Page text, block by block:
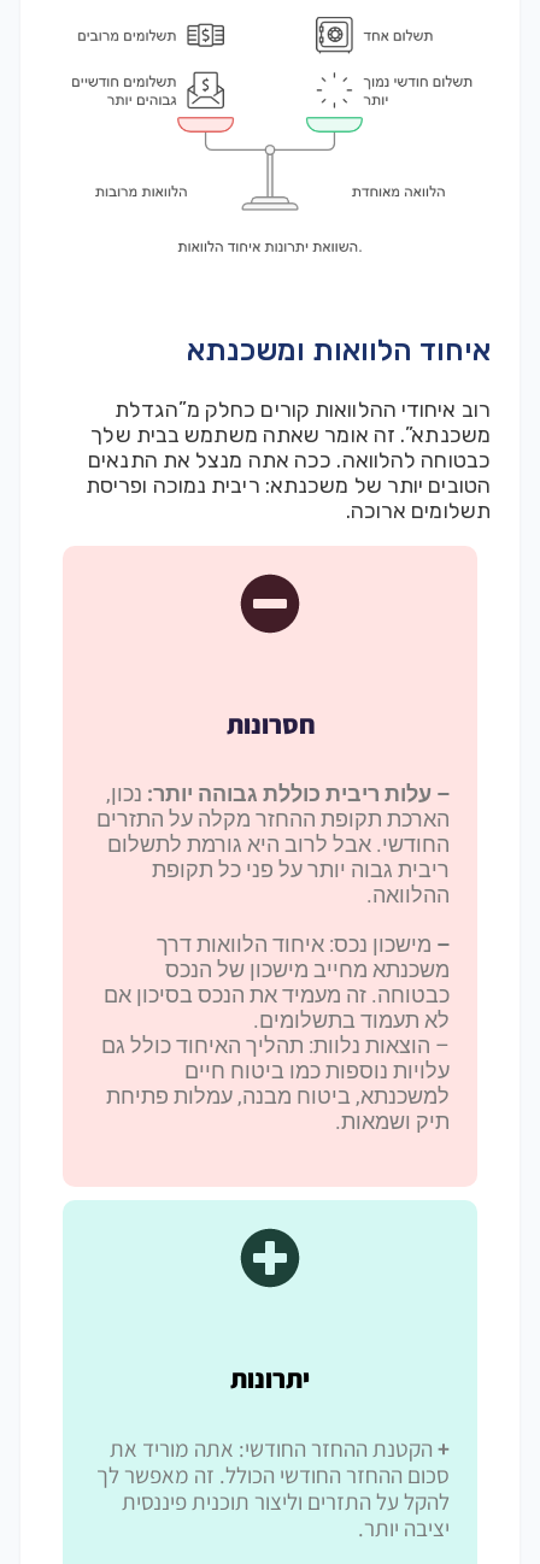
איחוד הלוואות ומשכנתא
רוב איחודי ההלוואות קורים כחלק מ”הגדלת
משכנתא”. זה אומר שאתה משתמש בבית שלך
כבטוחה להלוואה. ככה אתה מנצל את התנאים
הטובים יותר של משכנתא: ריבית נמוכה ופריסת
תשלומים ארוכה.
חסרונות
– עלות ריבית כוללת גבוהה יותר: נכון,
הארכת תקופת ההחזר מקלה על התזרים
החודשי. אבל לרוב היא גורמת לתשלום
ריבית גבוה יותר על פני כל תקופת
ההלוואה.
– מישכון נכס: איחוד הלוואות דרך
משכנתא מחייב מישכון של הנכס
כבטוחה. זה מעמיד את הנכס בסיכון אם
לא תעמוד בתשלומים.
– הוצאות נלוות: תהליך האיחוד כולל גם
עלויות נוספות כמו ביטוח חיים
למשכנתא, ביטוח מבנה, עמלות פתיחת
תיק ושמאות.
יתרונות
+הקטנת ההחזר החודשי: אתה מוריד את
סכום ההחזר החודשי הכולל. זה מאפשר לך
להקל על התזרים וליצור תוכנית פיננסית
יציבה יותר.